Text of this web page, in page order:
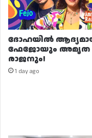
ദോഹയിൽ
ഫേജോയും അമൃത
രാജനും!
1 day ago